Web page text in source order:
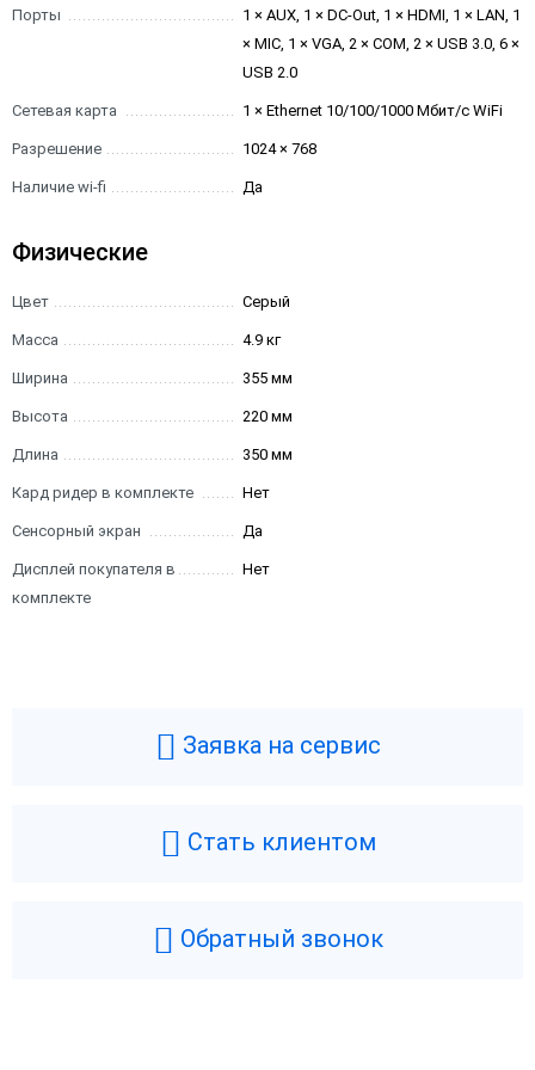
Порты
1 × AUX, 1 × DC-Out, 1 × HDMI, 1 × LAN, 1
× MIC, 1 × VGA, 2 × COM, 2 × USB 3.0, 6 ×
USB 2.0
Сетевая карта 1 × Ethernet 10/100/1000 Мбит/с WiFi
Разрешение 1024 × 768
Наличие wi-fi Да
Физические
Цвет Серый
Масса 4.9 кг
Ширина 355 мм
Высота 220 мм
Длина 350 мм
Кард ридер в комплекте Нет
Сенсорный экран Да
Дисплей покупателя в
комплекте
Нет
Коробка
Заявка на сервис
Стать клиентом
Обратный звонок